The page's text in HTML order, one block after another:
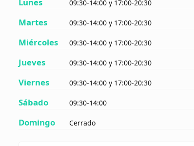
09:30-14:00 y 17:00-20:30
Martes 09:30-14:00 y 17:00-20:30
Miércoles 09:30-14:00 y 17:00-20:30
Jueves 09:30-14:00 y 17:00-20:30
Viernes 09:30-14:00 y 17:00-20:30
Sábado 09:30-14:00
Domingo Cerrado